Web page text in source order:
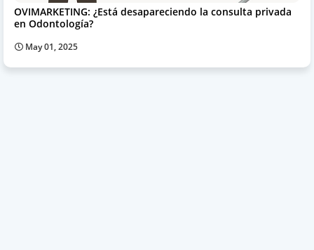
OVIMARKETING: ¿Está desapareciendo la consulta privada
en Odontología?
May 01, 2025